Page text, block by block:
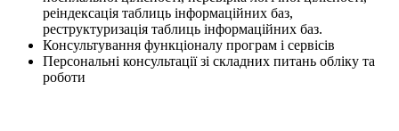
реіндексація таблиць інформаційних баз,
реструктуризація таблиць інформаційних баз.
Консультування функціоналу програм і сервісів
Персональні консультації зі складних питань обліку та
роботи